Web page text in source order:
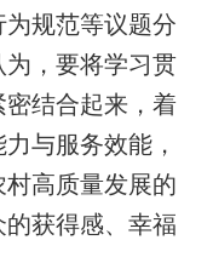
规范等议题分
，要将学习贯
结合起来，着
与服务效能，
高质量发展的
获得感、幸福